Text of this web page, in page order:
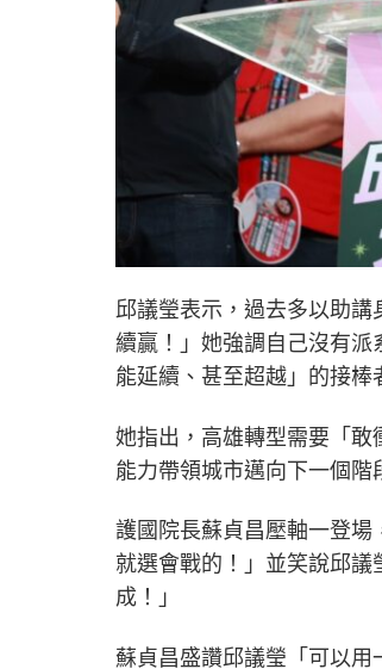
邱議瑩表示，過去多以助
續贏！」她強調自己沒有
能延續、甚至超越」的接棒
她指出，高雄轉型需要「
能力帶領城市邁向下一個階
護國院長蘇貞昌壓軸一登
就選會戰的！」並笑說邱
成！」
蘇貞昌盛讚邱議瑩「可以